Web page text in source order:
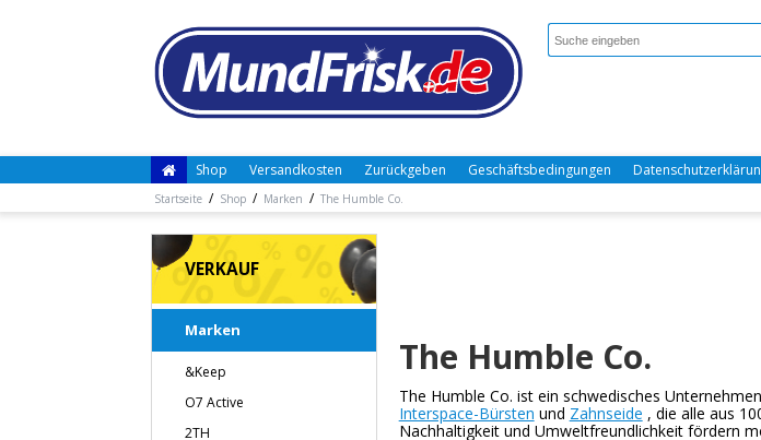
Shop Versandkosten Zurückgeben Geschäftsbedingungen
Startseite / Shop / Marken / The Humble Co.
VERKAUF
Marken
&Keep
O7 Active
2TH
The Humble Co.
The Humble Co. ist ein schwedisches
Interspace-Bürsten und Zahnseide , die alle aus
Nachhaltigkeit und Umweltfreundlichkeit fördern